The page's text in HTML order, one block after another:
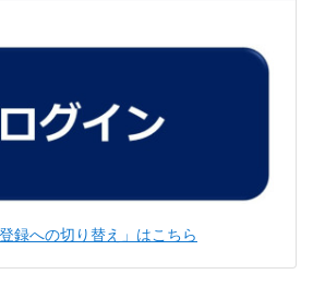
録への切り替え」はこちら